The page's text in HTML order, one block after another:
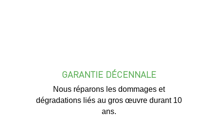
GARANTIE DÉCENNALE
Nous réparons les dommages et
dégradations liés au gros œuvre durant 10
ans.